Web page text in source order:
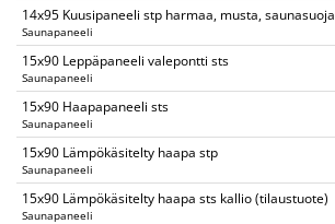
14x95 Kuusipaneeli stp harmaa, musta, saunasuoja
Saunapaneeli
15x90 Leppäpaneeli valepontti sts
Saunapaneeli
15x90 Haapapaneeli sts
Saunapaneeli
15x90 Lämpökäsitelty haapa stp
Saunapaneeli
15x90 Lämpökäsitelty haapa sts kallio (tilaustuote)
Saunapaneeli